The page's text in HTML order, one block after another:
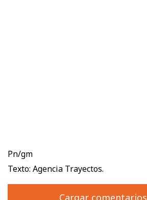
Pn/gm
Texto: Agencia Trayectos.
Cargar comentarios